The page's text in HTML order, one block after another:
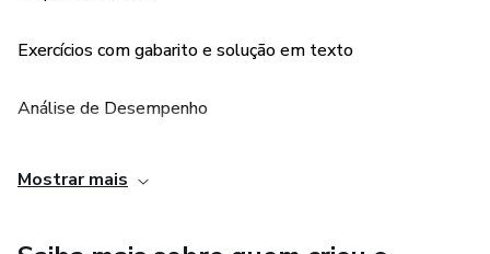
Física 1ª a 3ª série
Geografia 1ª a 3ª série
História 1ª a 3ª série
Língua Inglesa 1ª a 3ª série
Exercícios com gabarito e solução em texto
Análise de Desempenho
Mostrar mais